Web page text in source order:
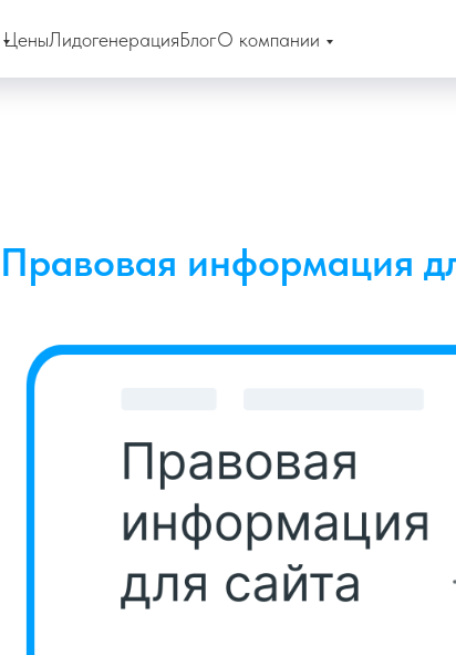
ЦеныЛидогенерацияБлогО компании
Правовая информация